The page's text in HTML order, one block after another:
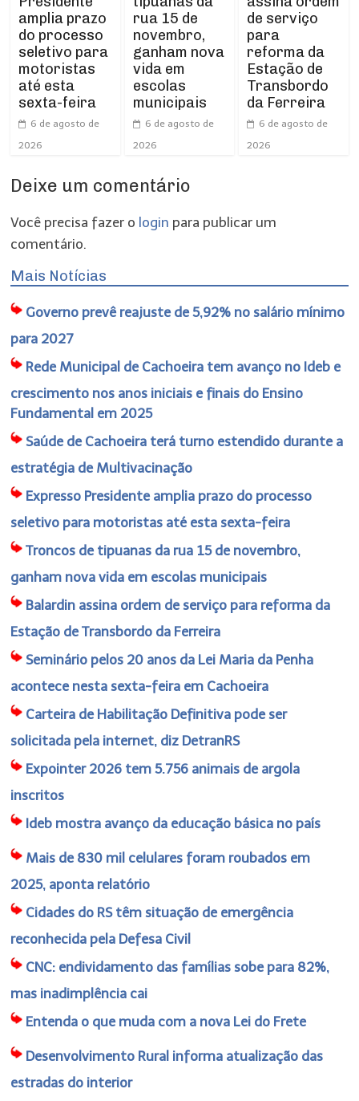
amplia prazo
do processo
seletivo para
motoristas
até esta
sexta-feira
6 de agosto de
2026
rua 15 de
novembro,
ganham nova
vida em
escolas
municipais
6 de agosto de
2026
de serviço
para
reforma da
Estação de
Transbordo
da Ferreira
6 de agosto de
2026
Deixe um comentário
Você precisa fazer o login para publicar um
comentário.
Mais Notícias
Governo prevê reajuste de 5,92% no salário mínimo
para 2027
Rede Municipal de Cachoeira tem avanço no Ideb e
crescimento nos anos iniciais e finais do Ensino
Fundamental em 2025
Saúde de Cachoeira terá turno estendido durante a
estratégia de Multivacinação
Expresso Presidente amplia prazo do processo
seletivo para motoristas até esta sexta-feira
Troncos de tipuanas da rua 15 de novembro,
ganham nova vida em escolas municipais
Balardin assina ordem de serviço para reforma da
Estação de Transbordo da Ferreira
Seminário pelos 20 anos da Lei Maria da Penha
acontece nesta sexta-feira em Cachoeira
Carteira de Habilitação Definitiva pode ser
solicitada pela internet, diz DetranRS
Expointer 2026 tem 5.756 animais de argola
inscritos
Ideb mostra avanço da educação básica no país
Mais de 830 mil celulares foram roubados em
2025, aponta relatório
Cidades do RS têm situação de emergência
reconhecida pela Defesa Civil
CNC: endividamento das famílias sobe para 82%,
mas inadimplência cai
Entenda o que muda com a nova Lei do Frete
Desenvolvimento Rural informa atualização das
estradas do interior